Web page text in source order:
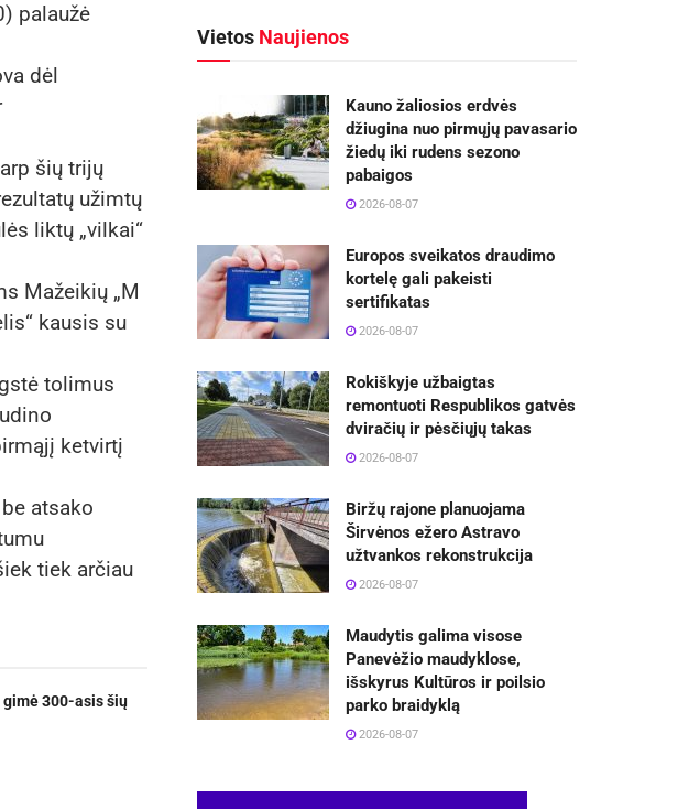
palaužė
dėl
šių trijų
užimtų
liktų „vilkai“
Mažeikių „M
kausis su
tolimus
ketvirtį
atsako
tiek arčiau
300-asis šių
Vietos Naujienos
Kauno žaliosios erdvės
džiugina nuo pirmųjų pavasario
žiedų iki rudens sezono
pabaigos
2026-08-07
Europos sveikatos draudimo
kortelę gali pakeisti
sertifikatas
2026-08-07
Rokiškyje užbaigtas
remontuoti Respublikos gatvės
dviračių ir pėsčiųjų takas
2026-08-07
Biržų rajone planuojama
Širvėnos ežero Astravo
užtvankos rekonstrukcija
2026-08-07
Maudytis galima visose
Panevėžio maudyklose,
išskyrus Kultūros ir poilsio
parko braidyklą
2026-08-07